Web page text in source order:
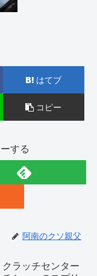
はてブ
コピー
する
阿南のクソ親父
クラッチセンター